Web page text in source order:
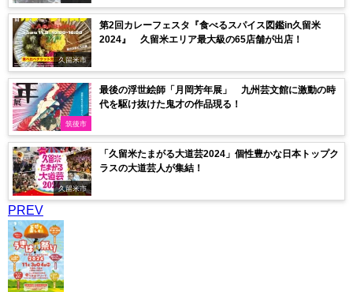
久留米市
第2回カレーフェスタ『食べるスパイス図鑑in久留米
2024』 久留米エリア最大級の65店舗が出店！
筑後市
最後の浮世絵師「月岡芳年展」 九州芸文館に激動の時
代を駆け抜けた鬼才の作品現る！
久留米市
「久留米たまがる大道芸2024」個性豊かな日本トップク
ラスの大道芸人が集結！
PREV